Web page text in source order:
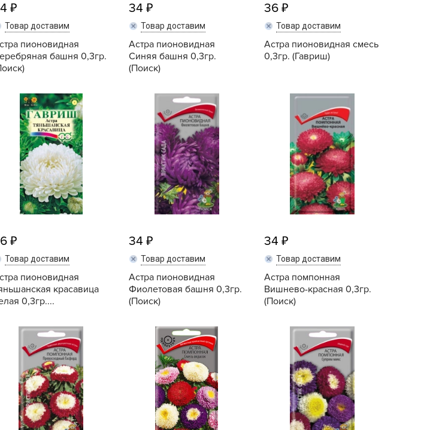
Агрос
АгроСпан
АГРОУСПЕХ
агрофирма манул
АГРОЭЛИТА
АЭЛИТА
Аяском
байкал
Банные штучки
БашИнком
БиоМастер.
БИОТЕХНОЛОГИИ
БИОТЕХСОЮЗ
ВАШЕ ХОЗЯЙСТВО
Ваше хозяйство ВХ
Великий воин
ГАВРИШ
Гарант
ГЕРА
Товар доставим
пионовидная
башня 0,3гр.
Купить
34
Товар доставим
Астра пионовидная
Синяя башня 0,3гр.
(Поиск)
Купить
36
Товар доставим
Астра пионовидная смесь
0,3гр. (Гавриш)
Купить
Товар доставим
пионовидная
красавица
0,3гр....
Купить
34
Товар доставим
Астра пионовидная
Фиолетовая башня 0,3гр.
(Поиск)
Купить
34
Товар доставим
Астра помпонная
Вишнево-красная 0,3гр.
(Поиск)
Купить